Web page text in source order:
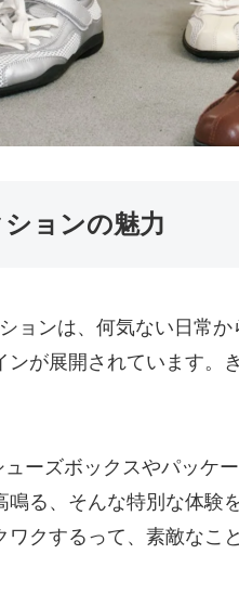
ョンの魅力
ョンは、何気ない日常
ンが展開されています。
ーズボックスやパッケ
鳴る、そんな特別な体験
ワクするって、素敵なこ